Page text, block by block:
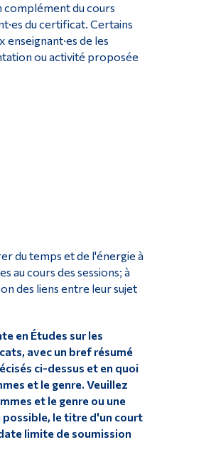
complément du cours
du certificat. Certains
de les
ou activité proposée
du temps et de l'énergie à
au cours des sessions; à
des liens entre leur sujet
en Études sur les
avec un bref résumé
ci-dessus et en quoi
et le genre. Veuillez
et le genre ou une
possible, le titre d'un court
limite de soumission